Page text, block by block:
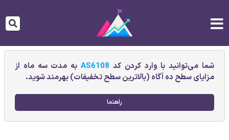
شما می‌توانید با وارد کردن کد AS6108به مدت سه ماه از
مزایای سطح ده آگاه (بالاترین سطح تخفیفات) بهرمند شوید.
راهنما